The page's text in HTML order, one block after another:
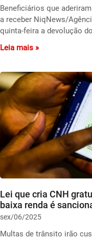
Beneficiários que
a receber NiqNews/
quinta-feira a devolução
Leia mais »
Lei que cria CNH
baixa renda é
sex/06/2025
Multas de trânsito irão